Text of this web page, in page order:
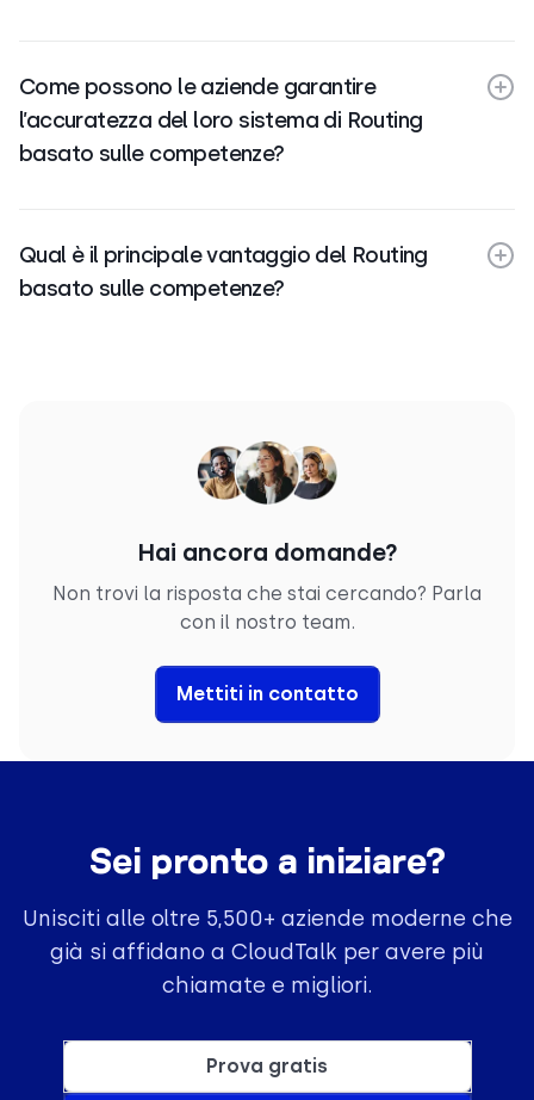
Come possono le aziende garantire
l’accuratezza del loro sistema di Routing
basato sulle competenze?
Qual è il principale vantaggio del Routing
basato sulle competenze?
Hai ancora domande?
Non trovi la risposta che stai cercando? Parla
con il nostro team.
Mettiti in contatto
Sei pronto a iniziare?
Unisciti alle oltre 5,500+ aziende moderne che
già si affidano a CloudTalk per avere più
chiamate e migliori.
Prova gratis